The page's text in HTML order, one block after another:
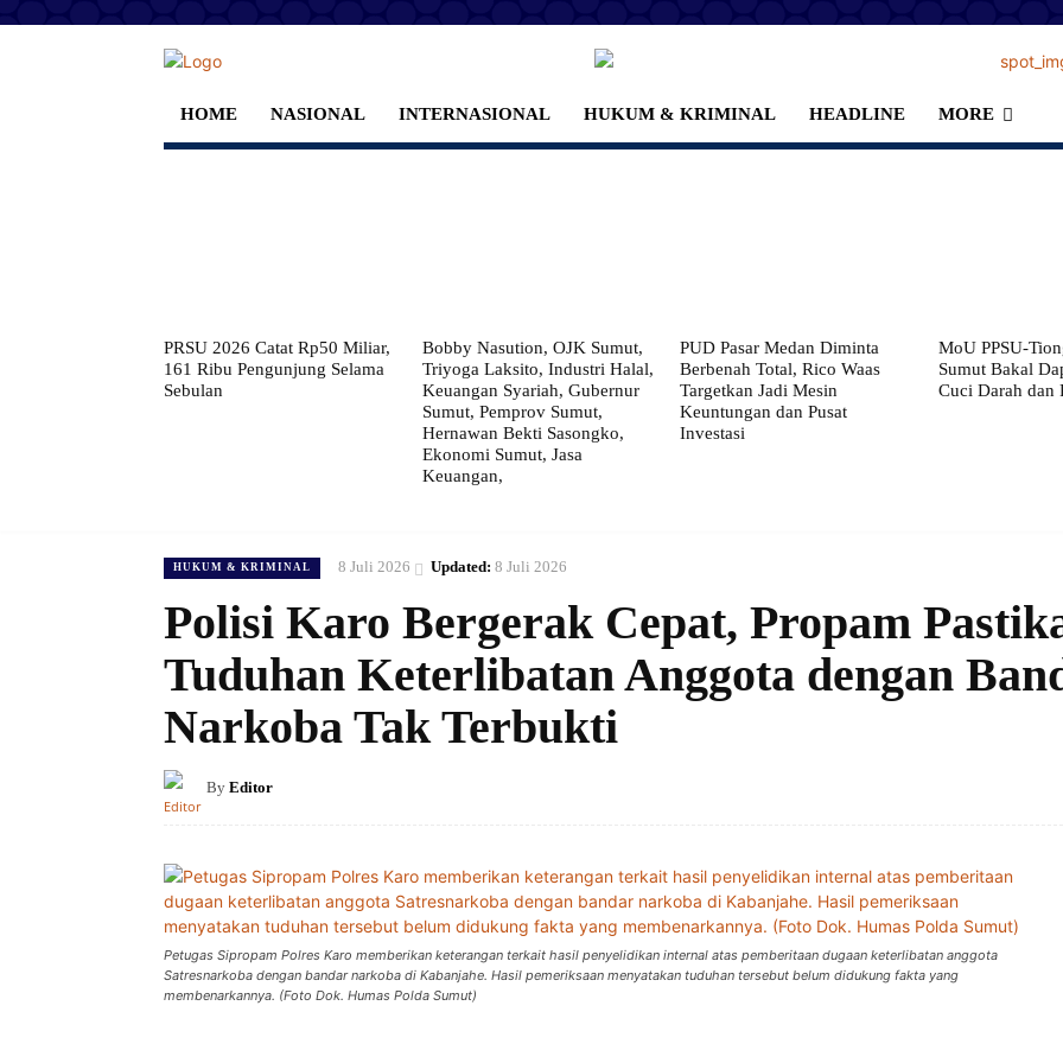
HOME NASIONAL INTERNASIONAL HUKUM & KRIMINAL HEADLINE MORE
PRSU 2026 Catat Rp50 Miliar,
161 Ribu Pengunjung Selama
Sebulan
Bobby Nasution, OJK Sumut,
Triyoga Laksito, Industri Halal,
Keuangan Syariah, Gubernur
Sumut, Pemprov Sumut,
Hernawan Bekti Sasongko,
Ekonomi Sumut, Jasa
Keuangan,
PUD Pasar Medan Diminta
Berbenah Total, Rico Waas
Targetkan Jadi Mesin
Keuntungan dan Pusat
Investasi
MoU PPSU-
Sumut Bakal
Cuci Darah dan
HUKUM & KRIMINAL 8 Juli 2026 Updated: 8 Juli 2026
Polisi Karo Bergerak Cepat, Propam
Tuduhan Keterlibatan Anggota dengan
Narkoba Tak Terbukti
By Editor
Petugas Sipropam Polres Karo memberikan keterangan terkait hasil penyelidikan internal atas pemberitaan dugaan keterlibatan anggota
Satresnarkoba dengan bandar narkoba di Kabanjahe. Hasil pemeriksaan menyatakan tuduhan tersebut belum didukung fakta yang
membenarkannya. (Foto Dok. Humas Polda Sumut)